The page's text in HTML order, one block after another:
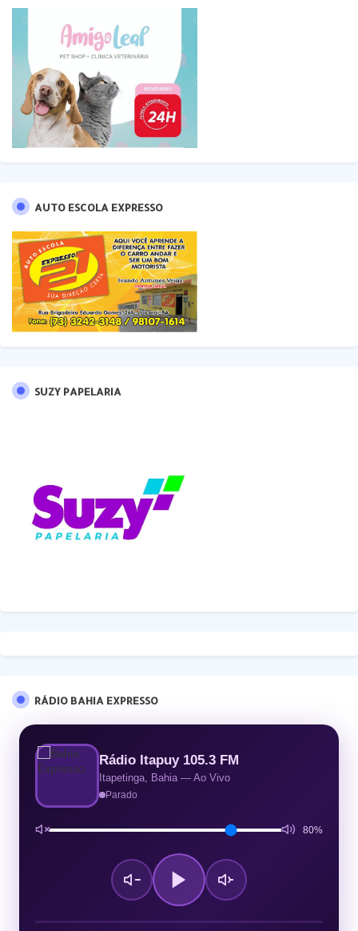
AUTO ESCOLA EXPRESSO
SUZY PAPELARIA
RÁDIO BAHIA EXPRESSO
Rádio Itapuy 105.3 FM
Itapetinga, Bahia — Ao Vivo
Parado
80%